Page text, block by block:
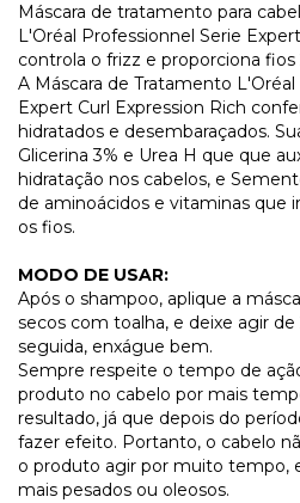
Máscara de tratamento para
L'Oréal Professionnel Serie
controla o frizz e proporciona fios
A Máscara de Tratamento
Expert Curl Expression Rich
hidratados e desembaraçados.
Glicerina 3% e Urea H que que
hidratação nos cabelos, e
de aminoácidos e vitaminas que
os fios.
MODO DE USAR:
Após o shampoo, aplique a
secos com toalha, e deixe agir
seguida, enxágue bem.
Sempre respeite o tempo de
produto no cabelo por mais
resultado, já que depois do
fazer efeito. Portanto, o cabelo
o produto agir por muito tempo,
mais pesados ou oleosos.